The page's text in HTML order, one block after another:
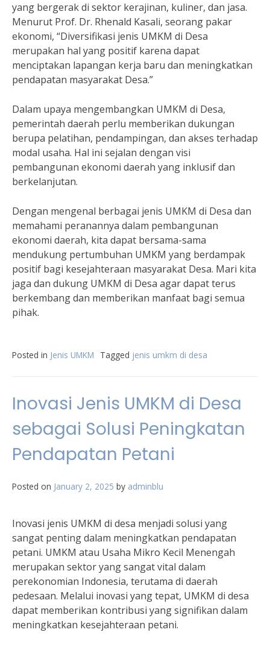
yang bergerak di sektor kerajinan, kuliner, dan jasa.
Menurut Prof. Dr. Rhenald Kasali, seorang pakar
ekonomi, “Diversifikasi jenis UMKM di Desa
merupakan hal yang positif karena dapat
menciptakan lapangan kerja baru dan meningkatkan
pendapatan masyarakat Desa.”
Dalam upaya mengembangkan UMKM di Desa,
pemerintah daerah perlu memberikan dukungan
berupa pelatihan, pendampingan, dan akses terhadap
modal usaha. Hal ini sejalan dengan visi
pembangunan ekonomi daerah yang inklusif dan
berkelanjutan.
Dengan mengenal berbagai jenis UMKM di Desa dan
memahami peranannya dalam pembangunan
ekonomi daerah, kita dapat bersama-sama
mendukung pertumbuhan UMKM yang berdampak
positif bagi kesejahteraan masyarakat Desa. Mari kita
jaga dan dukung UMKM di Desa agar dapat terus
berkembang dan memberikan manfaat bagi semua
pihak.
Posted in Jenis UMKM Tagged jenis umkm di desa
Inovasi Jenis UMKM di Desa
sebagai Solusi Peningkatan
Pendapatan Petani
Posted on January 2, 2025 by adminblu
Inovasi jenis UMKM di desa menjadi solusi yang
sangat penting dalam meningkatkan pendapatan
petani. UMKM atau Usaha Mikro Kecil Menengah
merupakan sektor yang sangat vital dalam
perekonomian Indonesia, terutama di daerah
pedesaan. Melalui inovasi yang tepat, UMKM di desa
dapat memberikan kontribusi yang signifikan dalam
meningkatkan kesejahteraan petani.